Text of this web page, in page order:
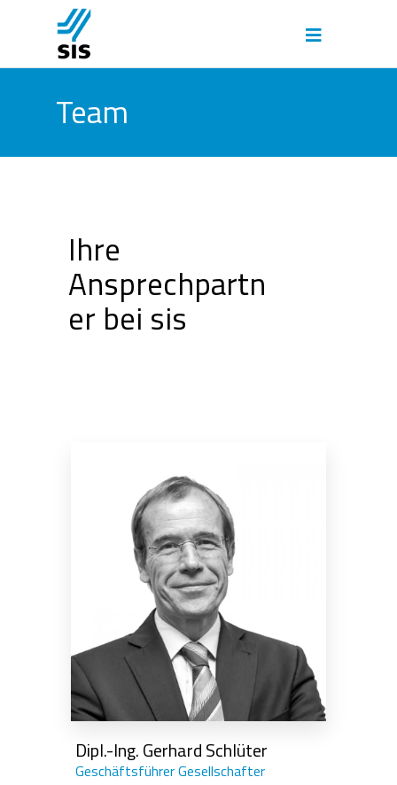
Team
Ihre
Ansprechpartn
er bei sis
Dipl.-Ing. Gerhard Schlüter
Geschäftsführer Gesellschafter